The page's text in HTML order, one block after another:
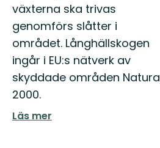
växterna ska trivas
genomförs slåtter i
området. Långhällskogen
ingår i EU:s nätverk av
skyddade områden Natura
2000.
Läs mer